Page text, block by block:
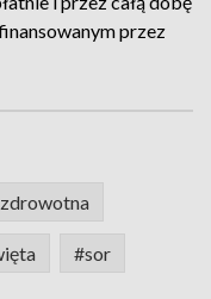
przez
#sor